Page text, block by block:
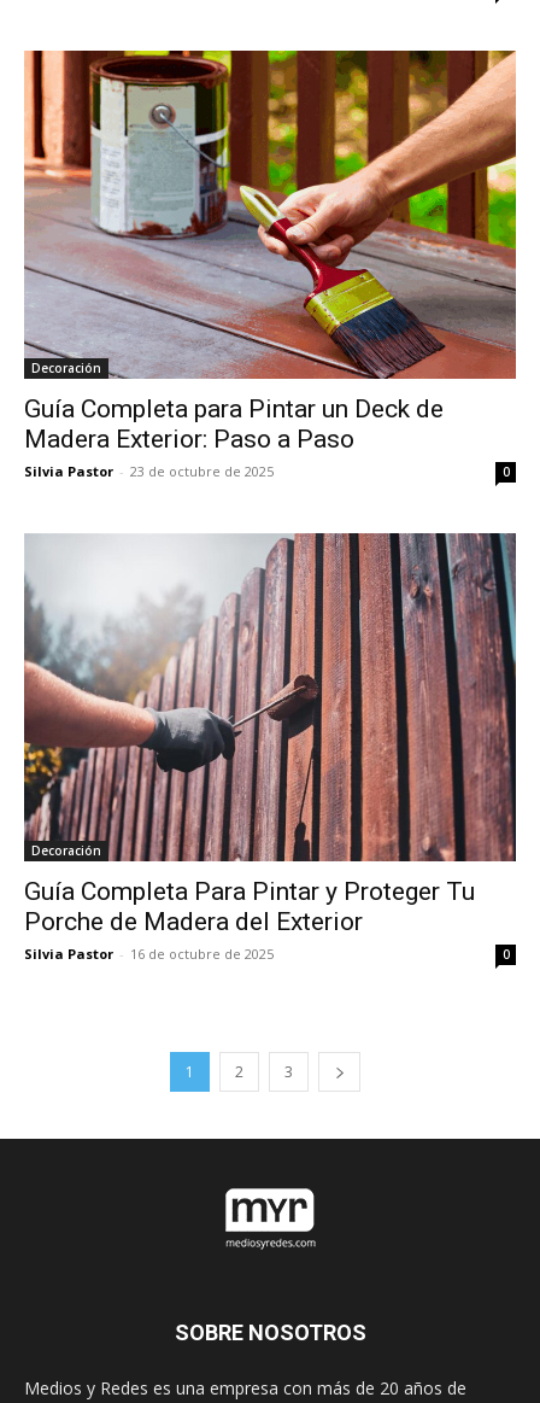
Decoración
Guía Completa para Pintar un Deck de
Madera Exterior: Paso a Paso
Silvia Pastor - 23 de octubre de 2025 0
Decoración
Guía Completa Para Pintar y Proteger Tu
Porche de Madera del Exterior
Silvia Pastor - 16 de octubre de 2025 0
1 2 3
SOBRE NOSOTROS
Medios y Redes es una empresa con más de 20 años de